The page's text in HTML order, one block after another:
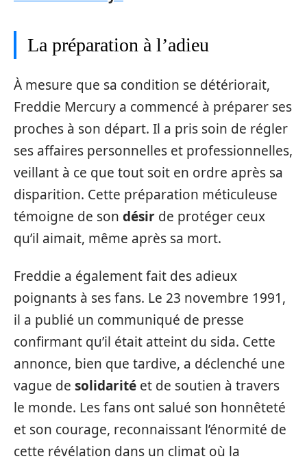
La préparation à l’adieu
À mesure que sa condition se détériorait,
Freddie Mercury a commencé à préparer ses
proches à son départ. Il a pris soin de régler
ses affaires personnelles et professionnelles,
veillant à ce que tout soit en ordre après sa
disparition. Cette préparation méticuleuse
témoigne de son désir de protéger ceux
qu’il aimait, même après sa mort.
Freddie a également fait des adieux
poignants à ses fans. Le 23 novembre 1991,
il a publié un communiqué de presse
confirmant qu’il était atteint du sida. Cette
annonce, bien que tardive, a déclenché une
vague de solidarité et de soutien à travers
le monde. Les fans ont salué son honnêteté
et son courage, reconnaissant l’énormité de
cette révélation dans un climat où la